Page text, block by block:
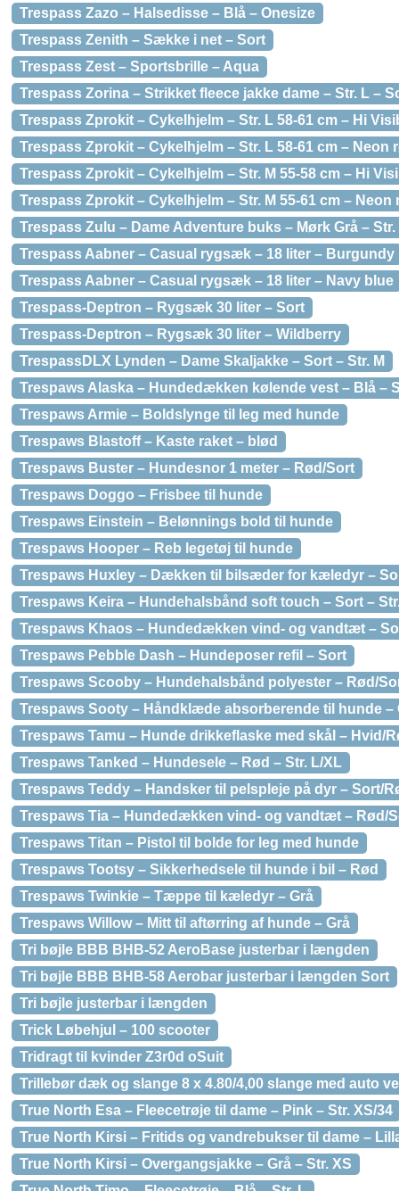
Trespass Zazo – Halsedisse – Blå – Onesize
Trespass Zenith – Sække i net – Sort
Trespass Zest – Sportsbrille – Aqua
Trespass Zorina – Strikket fleece jakke dame – Str. L –
Trespass Zprokit – Cykelhjelm – Str. L 58-61 cm – Hi
Trespass Zprokit – Cykelhjelm – Str. L 58-61 cm – Neon
Trespass Zprokit – Cykelhjelm – Str. M 55-58 cm – Hi
Trespass Zprokit – Cykelhjelm – Str. M 55-61 cm – Neon
Trespass Zulu – Dame Adventure buks – Mørk Grå – Str.
Trespass Aabner – Casual rygsæk – 18 liter – Burgundy
Trespass Aabner – Casual rygsæk – 18 liter – Navy blue
Trespass-Deptron – Rygsæk 30 liter – Sort
Trespass-Deptron – Rygsæk 30 liter – Wildberry
TrespassDLX Lynden – Dame Skaljakke – Sort – Str. M
Trespaws Alaska – Hundedækken kølende vest – Blå –
Trespaws Armie – Boldslynge til leg med hunde
Trespaws Blastoff – Kaste raket – blød
Trespaws Buster – Hundesnor 1 meter – Rød/Sort
Trespaws Doggo – Frisbee til hunde
Trespaws Einstein – Belønnings bold til hunde
Trespaws Hooper – Reb legetøj til hunde
Trespaws Huxley – Dækken til bilsæder for kæledyr –
Trespaws Keira – Hundehalsbånd soft touch – Sort –
Trespaws Khaos – Hundedækken vind- og vandtæt –
Trespaws Pebble Dash – Hundeposer refil – Sort
Trespaws Scooby – Hundehalsbånd polyester – Rød/
Trespaws Sooty – Håndklæde absorberende til hunde –
Trespaws Tamu – Hunde drikkeflaske med skål – Hvid/
Trespaws Tanked – Hundesele – Rød – Str. L/XL
Trespaws Teddy – Handsker til pelspleje på dyr – Sort/
Trespaws Tia – Hundedækken vind- og vandtæt – Rød/
Trespaws Titan – Pistol til bolde for leg med hunde
Trespaws Tootsy – Sikkerhedsele til hunde i bil – Rød
Trespaws Twinkie – Tæppe til kæledyr – Grå
Trespaws Willow – Mitt til aftørring af hunde – Grå
Tri bøjle BBB BHB-52 AeroBase justerbar i længden
Tri bøjle BBB BHB-58 Aerobar justerbar i længden Sort
Tri bøjle justerbar i længden
Trick Løbehjul – 100 scooter
Tridragt til kvinder Z3r0d oSuit
Trillebør dæk og slange 8 x 4.80/4,00 slange med auto
True North Esa – Fleecetrøje til dame – Pink – Str. XS/34
True North Kirsi – Fritids og vandrebukser til dame –
True North Kirsi – Overgangsjakke – Grå – Str. XS